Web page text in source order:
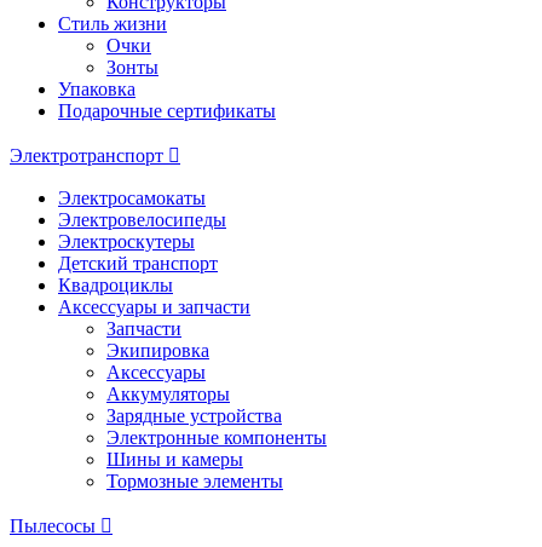
Стиль жизни
Очки
Зонты
Упаковка
Подарочные сертификаты
Электротранспорт
Электросамокаты
Электровелосипеды
Электроскутеры
Детский транспорт
Квадроциклы
Аксессуары и запчасти
Запчасти
Экипировка
Аксессуары
Аккумуляторы
Зарядные устройства
Электронные компоненты
Шины и камеры
Тормозные элементы
Пылесосы